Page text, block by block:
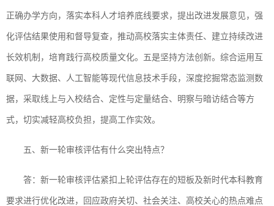
正确办学方向，落实本科人才培养底线要求，提出改进发展意见，强
化评估结果使用和督导复查，推动高校落实主体责任、建立持续改进
长效机制，培育践行高校质量文化。五是坚持方法创新。综合运用互
联网、大数据、人工智能等现代信息技术手段，深度挖掘常态监测数
据，采取线上与入校结合、定性与定量结合、明察与暗访结合等方
式，切实减轻高校负担，提高工作实效。
五、新一轮审核评估有什么突出特点？
答：新一轮审核评估紧扣上轮评估存在的短板及新时代本科教育
要求进行优化改进，回应政府关切、社会关注、高校关心的热点难点